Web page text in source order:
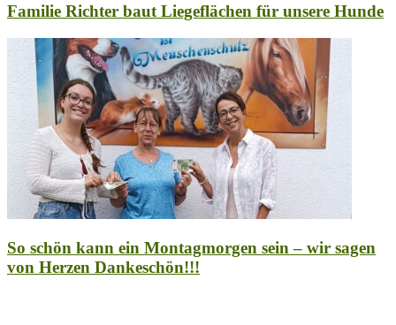
Familie Richter baut Liegeflächen für unsere Hunde
So schön kann ein Montagmorgen sein – wir sagen
von Herzen Dankeschön!!!